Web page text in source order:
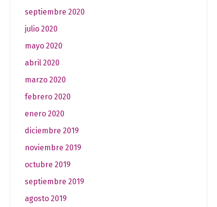
septiembre 2020
julio 2020
mayo 2020
abril 2020
marzo 2020
febrero 2020
enero 2020
diciembre 2019
noviembre 2019
octubre 2019
septiembre 2019
agosto 2019